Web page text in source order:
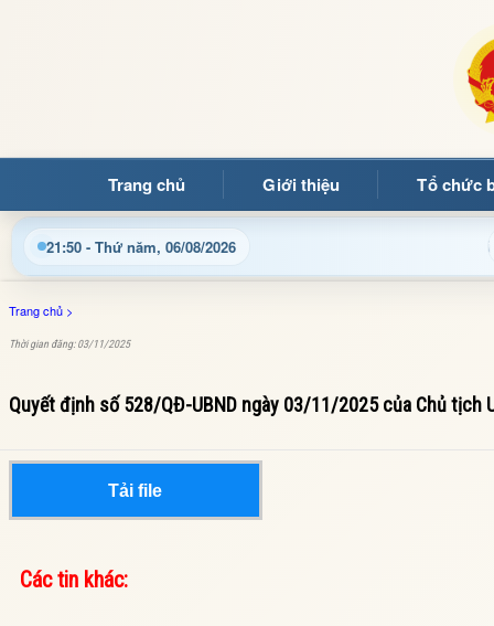
Trang chủ Giới thiệu Tổ chức
21:50 - Thứ năm, 06/08/2026
mừng quý bạn đọc đến với Trang thông tin điện tử xã Mường
Trang chủ >
Thời gian đăng: 03/11/2025
Quyết định số 528/QĐ-UBND ngày 03/11/2025 của Chủ
Tải file
Các tin khác: